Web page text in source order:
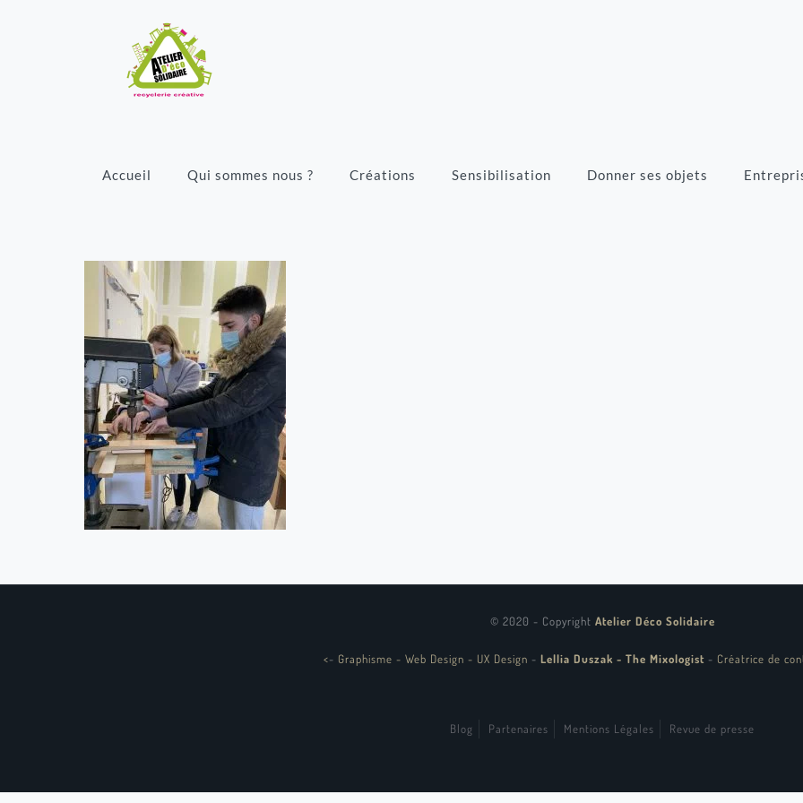
Accueil Qui sommes nous ? Créations Sensibilisation Donner ses objets
© 2020 - Copyright Atelier Déco Solidaire
<- Graphisme - Web Design - UX Design - Lellia Duszak - The Mixologist - Créatrice de
Blog Partenaires Mentions Légales Revue de presse